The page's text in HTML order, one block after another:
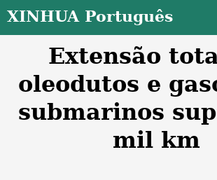
XINHUA Português
Extensão
oleodutos e
submarinos
mil km